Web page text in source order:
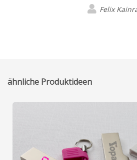
noch Garantie.
Felix
ähnliche Produktideen